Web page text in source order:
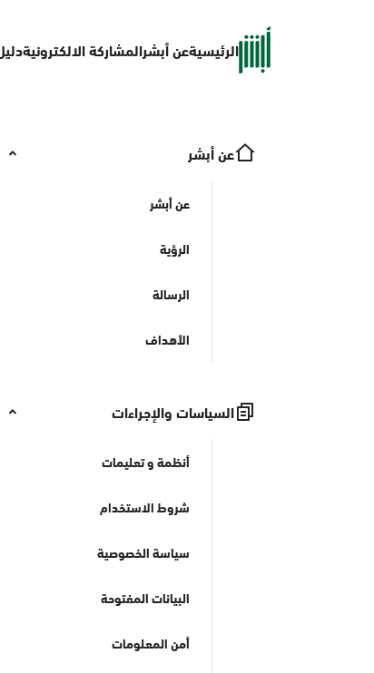
الرئيسيةعن أبشرالمشاركة الالكترونية
عن أبشر
عن أبشر
الرؤية
الرسالة
الأهداف
السياسات والإجراءات
أنظمة و تعليمات
شروط الاستخدام
سياسة الخصوصية
البيانات المفتوحة
أمن المعلومات